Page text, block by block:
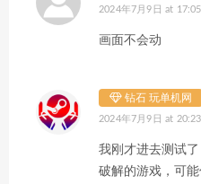
2024年7月9日 at 17:05
画面不会动
钻石 玩单机网
2024年7月9日 at 20:23
我刚才进去测试
破解的游戏，可